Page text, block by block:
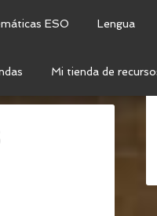
ESO Lengua
Mi tienda de